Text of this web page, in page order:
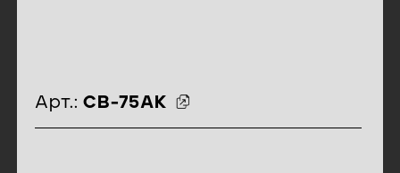
идентификаторы товара
Арт.: СВ-75АК